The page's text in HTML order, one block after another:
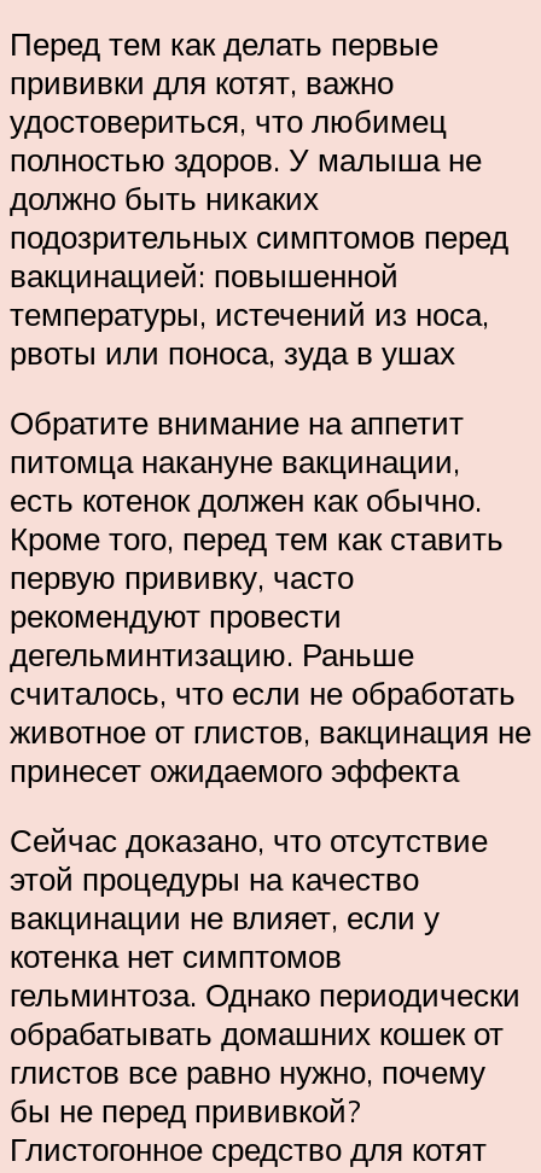
Перед тем как делать первые
прививки для котят, важно
удостовериться, что любимец
полностью здоров. У малыша не
должно быть никаких
подозрительных симптомов перед
вакцинацией: повышенной
температуры, истечений из носа,
рвоты или поноса, зуда в ушах
Обратите внимание на аппетит
питомца накануне вакцинации,
есть котенок должен как обычно.
Кроме того, перед тем как ставить
первую прививку, часто
рекомендуют провести
дегельминтизацию. Раньше
считалось, что если не обработать
животное от глистов, вакцинация не
принесет ожидаемого эффекта
Сейчас доказано, что отсутствие
этой процедуры на качество
вакцинации не влияет, если у
котенка нет симптомов
гельминтоза. Однако периодически
обрабатывать домашних кошек от
глистов все равно нужно, почему
бы не перед прививкой?
Глистогонное средство для котят